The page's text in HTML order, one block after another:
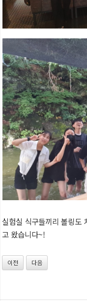
실험실 식구들끼리 볼링도
고 왔습니다~!
이전 다음